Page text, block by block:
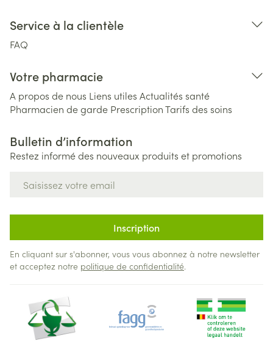
Service à la clientèle
FAQ
Votre pharmacie
A propos de nous Liens utiles Actualités santé
Pharmacien de garde PrescriptionTarifs des soins
Bulletin d’information
Restez informé des nouveaux produits et promotions
Inscription
En cliquant sur s'abonner, vous vous abonnez à notre newsletter
et acceptez notre politique de confidentialité.